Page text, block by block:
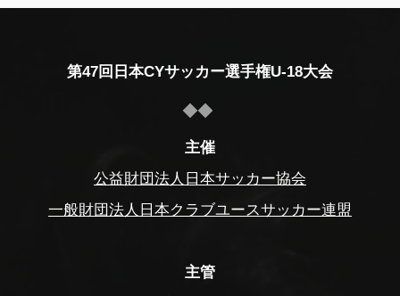
第47回日本CYサッカー選手権U-18大会
主催
公益財団法人日本サッカー協会
一般財団法人日本クラブユースサッカー連盟
主管